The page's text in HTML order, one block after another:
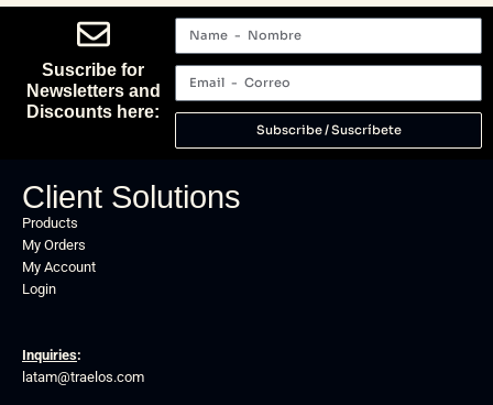
Suscribe for
Newsletters and
Discounts here:
Subscribe / Suscríbete
Client Solutions
Products
My Orders
My Account
Login
Inquiries:
latam@traelos.com